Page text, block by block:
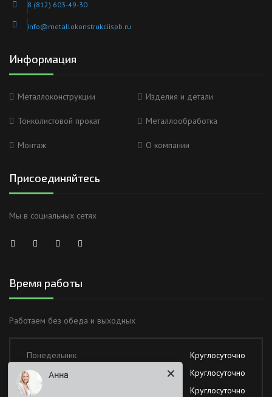
8 (812) 603-49-30
info@metallokonstrukciispb.ru
Информация
Металлоконструкции Изделия и детали
Тонколистовой прокат Металлообработка
Монтаж О компании
Присоединяйтесь
Мы в социальных сетях
Время работы
Работаем без обеда и выходных
Понедельник
Круглосуточно
Вторник
Круглосуточно
Среда
Круглосуточно
Анна